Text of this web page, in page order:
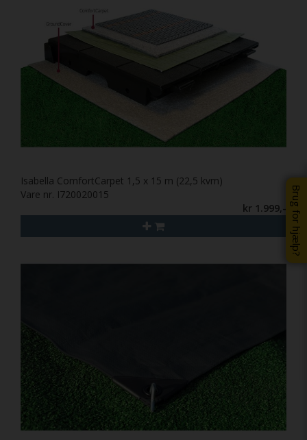
Brug for hjælp?
Isabella ComfortCarpet 1,5 x 15 m (22,5 kvm)
Vare nr. I720020015
kr 1.999,-